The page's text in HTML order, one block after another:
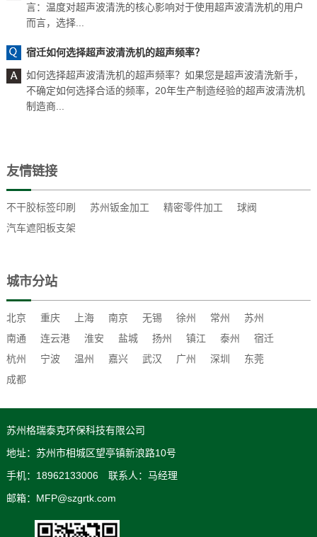
言：温度对超声波清洗的核心影响对于使用超声波清洗机的用户
而言，选择...
宿迁如何选择超声波清洗机的超声频率？
如何选择超声波清洗机的超声频率？如果您是超声波清洗新手，
不确定如何选择合适的频率，20年生产制造经验的超声波清洗机
制造商...
友情链接
不干胶标签印刷 苏州钣金加工 精密零件加工
球阀
汽车遮阳板支架
城市分站
北京 重庆 上海 南京 无锡 徐州 常州
苏州
南通
连云港 淮安 盐城 扬州 镇江 泰州
宿迁
杭州
宁波 温州 嘉兴 武汉 广州 深圳
东莞
成都
苏州格瑞泰克环保科技有限公司
地址：苏州市相城区望亭镇新浪路10号
手机：18962133006 联系人：马经理
邮箱：MFP@szgrtk.com